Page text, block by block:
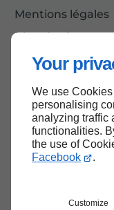
Your
We use
personalising
analyzing traffic
functionalities.
the use of
Facebook
.
Customize
Mentions légales
Plan du site